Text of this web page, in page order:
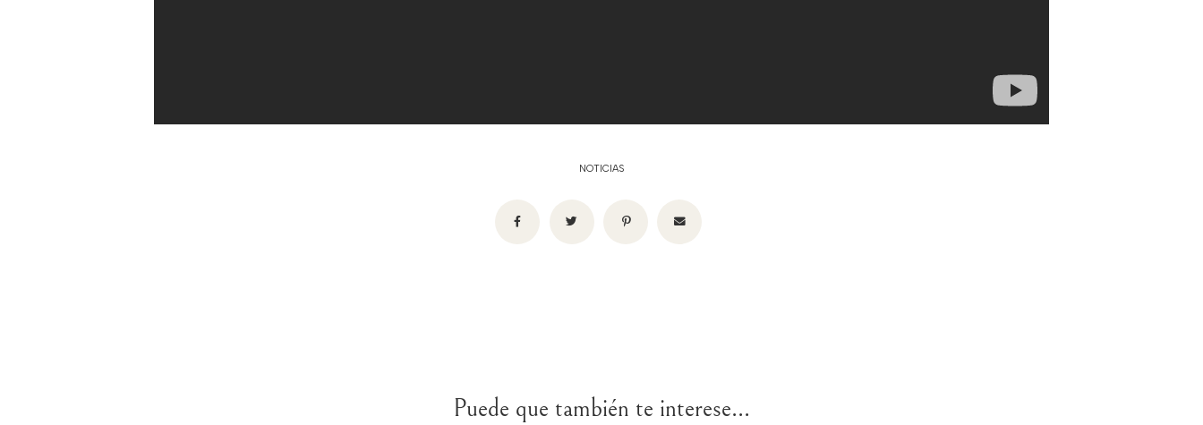
NOTICIAS
Puede que también te interese...